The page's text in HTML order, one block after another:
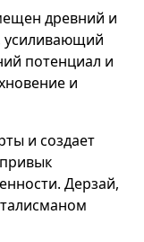
древний и
усиливающий
потенциал и
и
и создает
Дерзай,